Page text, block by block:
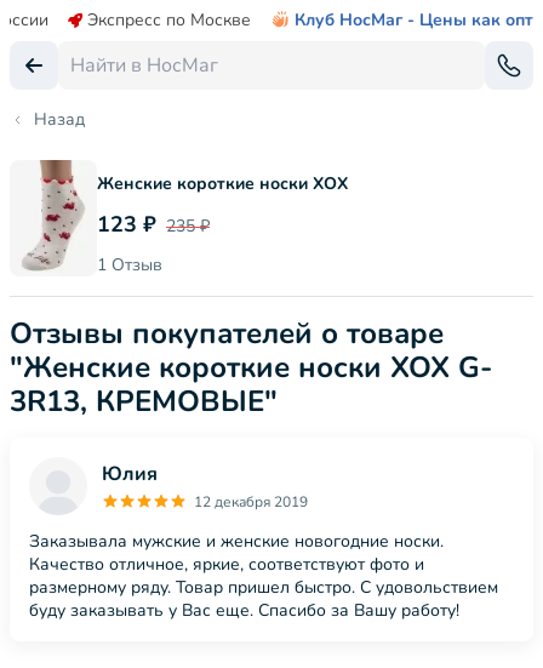
Экспресс по Москве Клуб НосМаг - Цены как опт
Назад
Женские короткие носки ХОХ
123 ₽ 235 ₽
1 Отзыв
Отзывы покупателей о товаре
"Женские короткие носки ХОХ G-
3R13, КРЕМОВЫЕ"
Юлия
12 декабря 2019
Заказывала мужские и женские новогодние носки.
Качество отличное, яркие, соответствуют фото и
размерному ряду. Товар пришел быстро. С удовольствием
буду заказывать у Вас еще. Спасибо за Вашу работу!